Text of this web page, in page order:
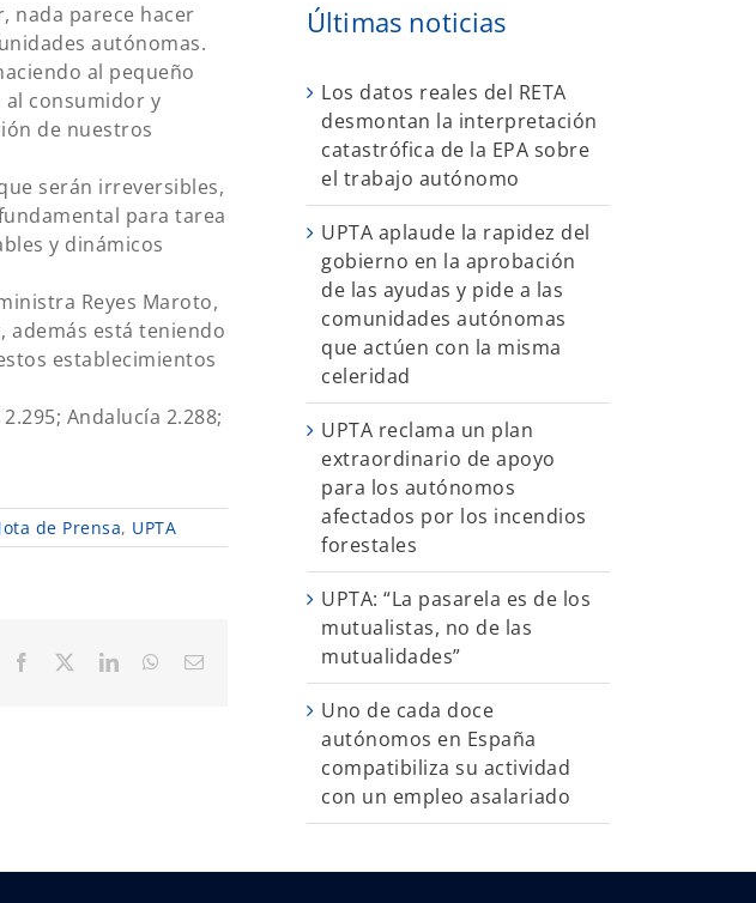
nada parece hacer
autónomas.
al pequeño
al consumidor y
de nuestros
serán irreversibles,
para tarea
y dinámicos
Reyes Maroto,
además está teniendo
establecimientos
Andalucía 2.288;
de Prensa, UPTA
Facebook LinkedInWhatsApp
Correo
Últimas noticias
Los datos reales del RETA
desmontan la interpretación
catastrófica de la EPA sobre
el trabajo autónomo
UPTA aplaude la rapidez del
gobierno en la aprobación
de las ayudas y pide a las
comunidades autónomas
que actúen con la misma
celeridad
UPTA reclama un plan
extraordinario de apoyo
para los autónomos
afectados por los incendios
forestales
UPTA: “La pasarela es de los
mutualistas, no de las
mutualidades”
Uno de cada doce
autónomos en España
compatibiliza su actividad
con un empleo asalariado